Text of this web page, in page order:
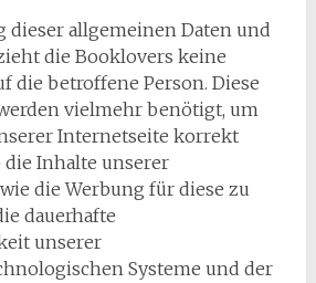
dieser allgemeinen Daten und
die Booklovers keine
die betroffene Person. Diese
vielmehr benötigt, um
Internetseite korrekt
die Inhalte unserer
die Werbung für diese zu
dauerhafte
unserer
Systeme und der